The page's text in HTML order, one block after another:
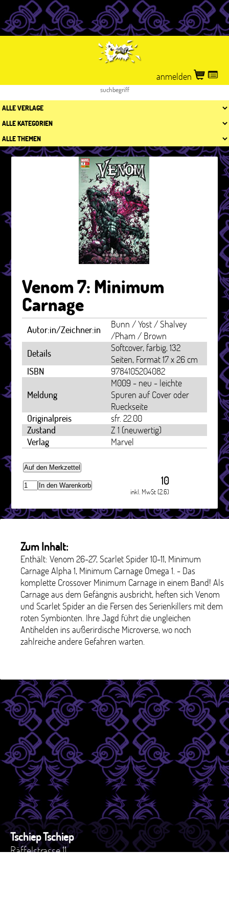
anmelden
Venom 7: Minimum
Carnage
Autor:in/Zeichner:in
Bunn / Yost / Shalvey
/Pham / Brown
Details
Softcover, farbig, 132
Seiten, Format 17 x 26 cm
ISBN
9784105204082
Meldung
M009 - neu - leichte
Spuren auf Cover oder
Rueckseite
Originalpreis
sfr. 22.00
Zustand
Z 1 (neuwertig)
Verlag
Marvel
Auf den Merkzettel
In den Warenkorb 10
inkl. MwSt (2.6)
Zum Inhalt:
Enthält: Venom 26-27, Scarlet Spider 10-11, Minimum
Carnage Alpha 1, Minimum Carnage Omega 1. - Das
komplette Crossover Minimum Carnage in einem Band! Als
Carnage aus dem Gefängnis ausbricht, heften sich Venom
und Scarlet Spider an die Fersen des Serienkillers mit dem
roten Symbionten. Ihre Jagd führt die ungleichen
Antihelden ins außerirdische Microverse, wo noch
zahlreiche andere Gefahren warten.
Tschiep Tschiep
Räffelstrasse 11